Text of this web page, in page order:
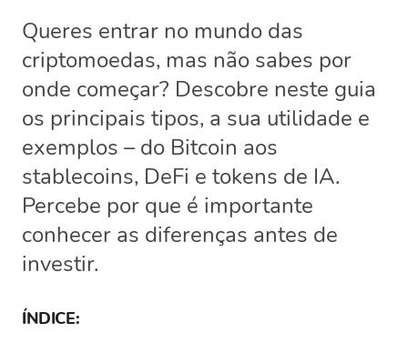
Queres entrar no mundo das
criptomoedas, mas não sabes por
onde começar? Descobre neste guia
os principais tipos, a sua utilidade e
exemplos – do Bitcoin aos
stablecoins, DeFi e tokens de IA.
Percebe por que é importante
conhecer as diferenças antes de
investir.
ÍNDICE: